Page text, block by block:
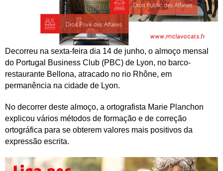
Decorreu na sexta-feira dia 14 de junho, o almoço mensal
do Portugal Business Club (PBC) de Lyon, no barco-
restaurante Bellona, atracado no rio Rhône, em
permanência na cidade de Lyon.
No decorrer deste almoço, a ortografista Marie Planchon
explicou vários métodos de formação e de correção
ortográfica para se obterem valores mais positivos da
expressão escrita.